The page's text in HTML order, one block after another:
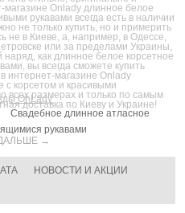
Onlady длинное белое
рукавами всегда есть в наличии
не только купить, но и примерить
не в Киеве, а, например, в Одессе,
или за пределами Украины,
как длинное белое корсетное
вы всегда сможете купить
интернет-магазине Onlady
с корсетом и красивыми
всех размерах и только по самым
доставка по Киеву и Украине!
→
Свадебное длинное атласное
рукавами
НОВОСТИ И АКЦИИ